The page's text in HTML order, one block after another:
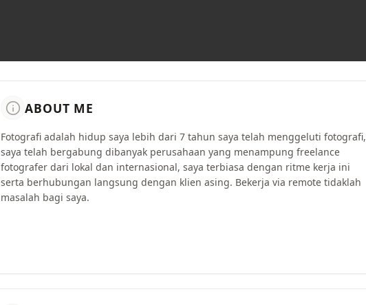
info ABOUT ME
Fotografi adalah hidup saya lebih dari 7 tahun saya telah menggeluti fotografi,
saya telah bergabung dibanyak perusahaan yang menampung freelance
fotografer dari lokal dan internasional, saya terbiasa dengan ritme kerja ini
serta berhubungan langsung dengan klien asing. Bekerja via remote tidaklah
masalah bagi saya.